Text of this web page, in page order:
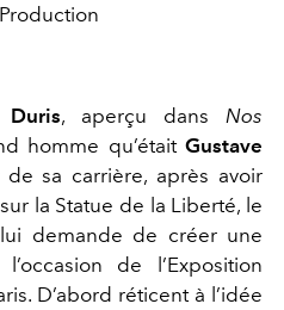
Duris, aperçu dans Nos
homme qu’était Gustave
sa carrière, après avoir
la Statue de la Liberté, le
demande de créer une
de l’Exposition
D’abord réticent à l’idée